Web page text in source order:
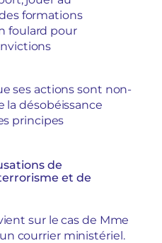
formations
foulard pour
ses actions sont non-
la désobéissance
principes
de
et de
sur le cas de Mme
courrier ministériel.